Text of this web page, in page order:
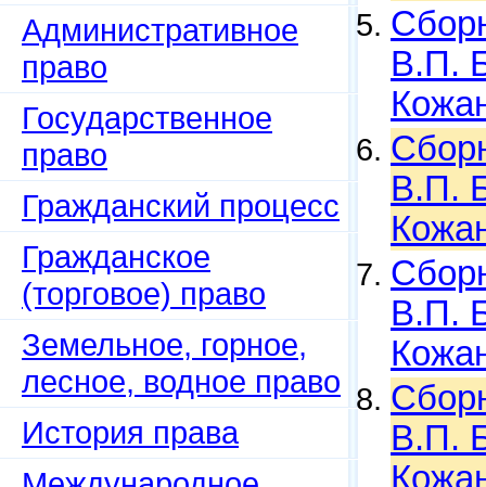
Административное
право
Государственное
право
Гражданский процесс
Гражданское
(торговое) право
Земельное, горное,
лесное, водное право
История права
В.П.
В.П.
В.П.
В.П.